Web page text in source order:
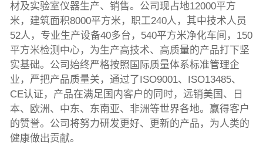
材及实验室仪器生产、销售。公司现占地12000平方
米，建筑面积8000平方米，职工240人，其中技术人员
52人，专业生产设备40多台，540平方米净化车间，150
平方米检测中心，为生产高技术、高质量的产品打下坚
实基础。公司始终严格按照国际质量体系标准管理企
业，严把产品质量关，通过了ISO9001、ISO13485、
CE认证，产品在满足国内客户的同时，远销美国、日
本、欧洲、中东、东南亚、非洲等世界各地。赢得客户
的赞誉。公司将努力研发更好、更新的产品，为人类的
健康做出贡献。